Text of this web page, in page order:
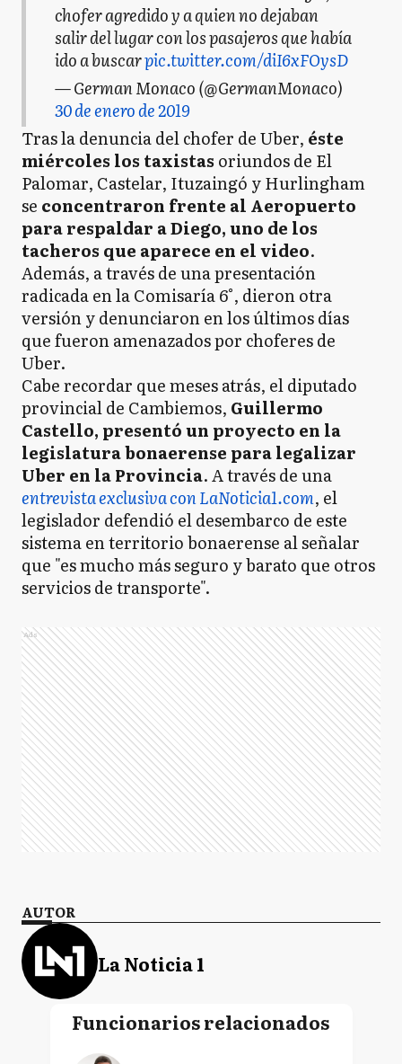
chofer agredido y a quien no dejaban
salir del lugar con los pasajeros que había
ido a buscarpic.twitter.com/diI6xFOysD
— German Monaco (@GermanMonaco)
30 de enero de 2019
Tras la denuncia del chofer de Uber, éste
miércoles los taxistas oriundos de El
Palomar, Castelar, Ituzaingó y Hurlingham
se concentraron frente al Aeropuerto
para respaldar a Diego, uno de los
tacheros que aparece en el video.
Además, a través de una presentación
radicada en la Comisaría 6°, dieron otra
versión y denunciaron en los últimos días
que fueron amenazados por choferes de
Uber.
Cabe recordar que meses atrás, el diputado
provincial de Cambiemos, Guillermo
Castello, presentó un proyecto en la
legislatura bonaerense para legalizar
Uber en la Provincia. A través de una
entrevista exclusiva conLaNoticia1.com, el
legislador defendió el desembarco de este
sistema en territorio bonaerense al señalar
que "es mucho más seguro y barato que otros
servicios de transporte".
Ads
AUTOR
La Noticia 1
Funcionarios relacionados